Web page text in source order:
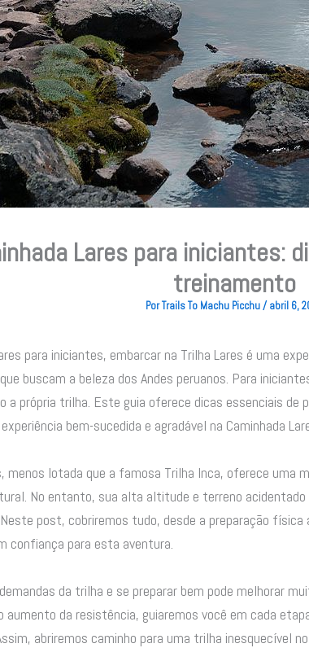
Lares para iniciantes:
treinamento
PorTrails To Machu Picchu/abril 6,
para iniciantes, embarcar na Trilha Lares é uma
buscam a beleza dos Andes peruanos. Para
a própria trilha. Este guia oferece dicas essenciais de
bem-sucedida e agradável na Caminhada
menos lotada que a famosa Trilha Inca, oferece uma
No entanto, sua alta altitude e terreno
post, cobriremos tudo, desde a preparação
confiança para esta aventura.
da trilha e se preparar bem pode melhorar
da resistência, guiaremos você em cada
abriremos caminho para uma trilha inesquecível